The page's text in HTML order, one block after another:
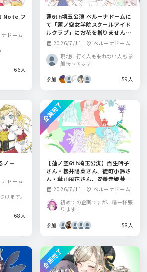
Note フ
ドーム
66人
蓮6th埼玉公演 ベルーナドームに
て「蓮ノ空女学院スクールアイド
ルクラブ」にお花を贈りません
か？
calendar_month 2026/7/11 location_on ベルーナドーム
現地に行く人も来れない人も参
加待ってます
参加 59人
ノー
ドーム
けます。
68人
【蓮ノ空6th埼玉公演】百生吟子
さん・櫻井陽菜さん、徒町小鈴さ
ん・葉山風花さん、安養寺姫芽さ
ん・来栖りんさん、 セラス 柳田
リリエンフェルトさん・三宅美羽
さん、桂城泉さん・進藤あまねさ
んにフラワースタンドを送りませ
calendar_month 2026/7/11 location_on ベルーナドーム
初めての企画ですが、精一杯張
ります！
参加 58人
企画完了
企画完了